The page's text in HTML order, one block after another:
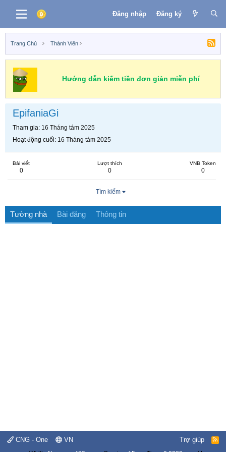
Đăng nhập Đăng ký
Trang Chủ Thành Viên
Hướng dẫn kiếm tiền đơn giản miễn phí
EpifaniaGi
Tham gia 16 Tháng tám 2025
Hoạt động cuối 16 Tháng tám 2025
Bài viết
0
Lượt thích
0
VNB Token
0
Tìm kiếm
Tường nhà Bài đăng Thông tin
CNG - One VN Trợ giúp
R